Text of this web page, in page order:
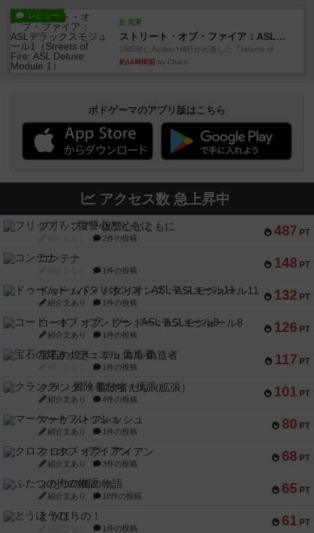
レビュー
充実
ストリート・オブ・ファイア：ASLデラックスモジュール1
1985年にAvalon Hill社が出版した『Streets of ...
約16時間前 by Chaco
ボドゲーマのアプリ版はこちら
アクセス数 急上昇中
487 PT
フリップ７：復讐心とともに
2件の投稿
148 PT
コンテナ
1件の投稿
132 PT
ドゥームド・バタリオンズ：ASLモジュール11
紹介文あり 1件の投稿
126 PT
コード・オブ・ブシドー：ASLモジュール8
紹介文あり 1件の投稿
117 PT
宝石の煌き：デュエル 偽造者
1件の投稿
101 PT
クランク! ：冒険者たち（拡張）
紹介文あり 4件の投稿
80 PT
マーケットフレッシュ
紹介文あり 1件の投稿
68 PT
クロス・オブ・アイアン
紹介文あり 3件の投稿
65 PT
ふたつの街の物語
紹介文あり 18件の投稿
61 PT
とうほうの！
1件の投稿